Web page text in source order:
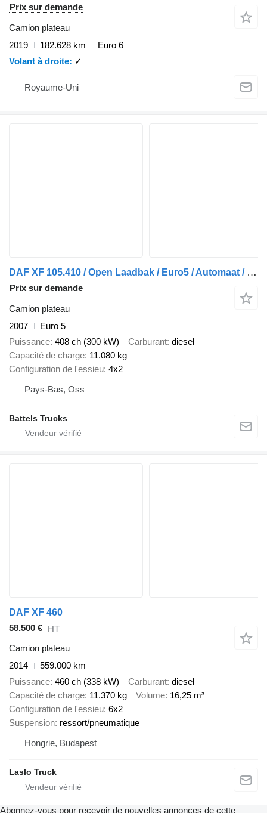
Prix sur demande
Camion plateau
2019
182.628 km
Euro 6
Volant à droite
✓
Royaume-Uni
DAF XF 105.410 / Open Laadbak / Euro5 / Automaat / NL Truck !!
Prix sur demande
Camion plateau
2007
Euro 5
Puissance 408 ch (300 kW) Carburant diesel
Capacité de charge 11.080 kg
Configuration de l'essieu 4x2
Pays-Bas, Oss
Battels Trucks
DAF XF 460
58.500 € HT
Camion plateau
2014
559.000 km
Puissance 460 ch (338 kW) Carburant diesel
Capacité de charge 11.370 kg Volume 16,25 m³
Configuration de l'essieu 6x2
Suspension ressort/pneumatique
Hongrie, Budapest
Laslo Truck
Abonnez-vous pour recevoir de nouvelles annonces de cette